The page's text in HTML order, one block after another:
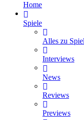
Home
Spiele
Alles zu
Interviews
News
Reviews
Previews